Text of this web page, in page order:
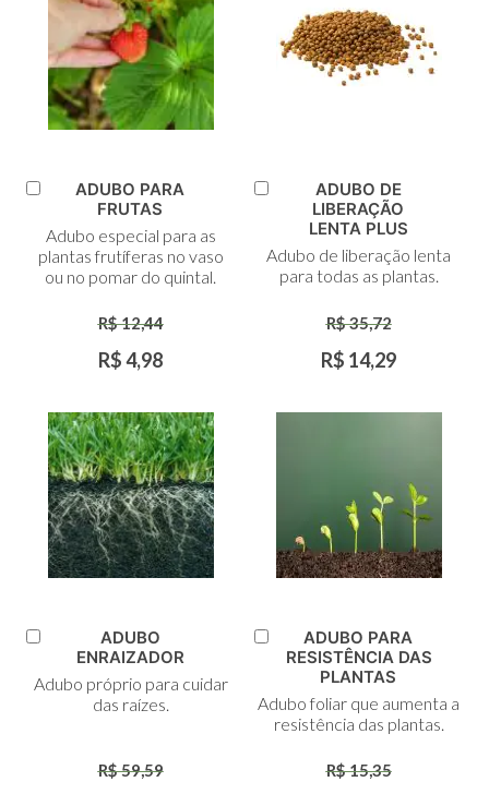
Adicionar
Carrinho
ADUBO PARA
FRUTAS
Adubo especial para as
plantas frutíferas no vaso
ou no pomar do quintal.
R$ 12,44
R$ 4,98
Adicionar
ADUBO DE
LIBERAÇÃO
LENTA PLUS
Adubo de liberação lenta
para todas as plantas.
R$ 35,72
R$ 14,29
Adicionar
Carrinho
ADUBO
ENRAIZADOR
Adubo próprio para cuidar
das raízes.
R$ 59,59
Adicionar
ADUBO PARA
RESISTÊNCIA DAS
PLANTAS
Adubo foliar que aumenta a
resistência das plantas.
R$ 15,35